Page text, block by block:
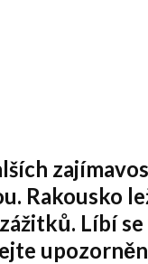
. Rakousko
Líbí